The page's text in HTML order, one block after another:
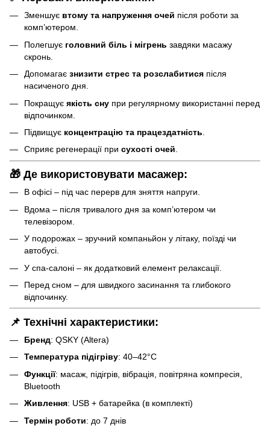
Зменшує втому та напруження очей після роботи за
комп’ютером.
Полегшує головний біль і мігрень завдяки масажу
скронь.
Допомагає знизити стрес та розслабитися після
насиченого дня.
Покращує якість сну при регулярному використанні перед
відпочинком.
Підвищує концентрацію та працездатність
Сприяє регенерації при сухості очей.
🎁 Де використовувати масажер:
В офісі – під час перерв для зняття напруги.
Вдома – після тривалого дня за комп’ютером чи
телевізором.
У подорожах – зручний компаньйон у літаку, поїзді чи
автобусі.
У спа-салоні – як додатковий елемент релаксації.
Перед сном – для швидкого засинання та глибокого
відпочинку.
📌 Технічні характеристики:
Бренд: QSKY (Altera)
Температура підігріву: 40–42°C
Функції: масаж, підігрів, вібрація, повітряна компресія,
Bluetooth
Живлення: USB + батарейка (в комплекті)
Термін роботи: до 7 днів